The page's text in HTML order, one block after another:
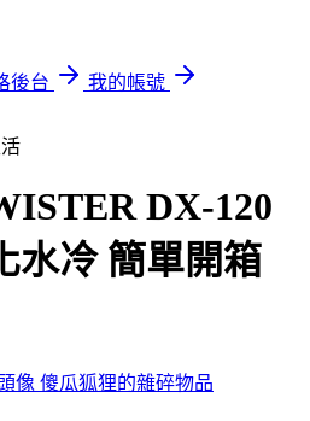
後台
我的帳號
DX-120
水冷 簡單開箱
傻瓜狐狸的雜碎物品